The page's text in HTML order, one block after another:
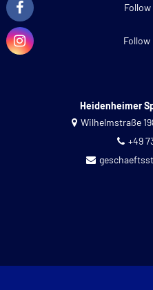
Heidenheimer
Wilhelmstraße
+49